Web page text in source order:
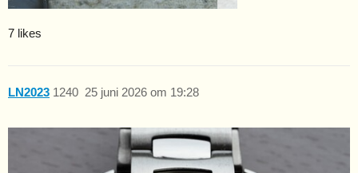
7 likes
LN2023 25 juni 2026 om 19:28
1240